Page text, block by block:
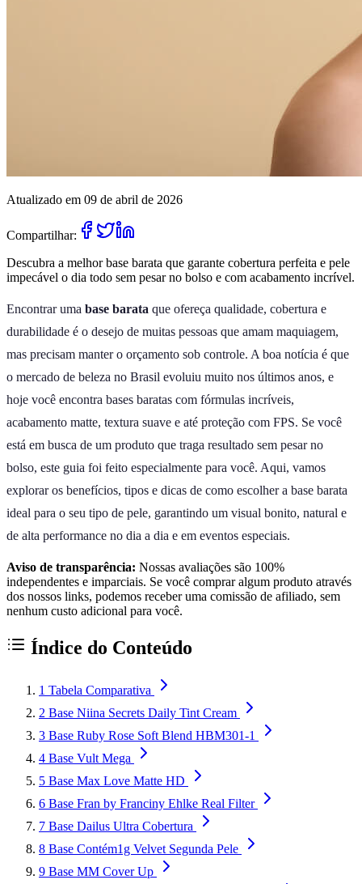
Atualizado em 09 de abril de 2026
Compartilhar:
Descubra a melhor base barata que garante cobertura perfeita e pele
impecável o dia todo sem pesar no bolso e com acabamento incrível.
Encontrar uma base barata que ofereça qualidade, cobertura e
durabilidade é o desejo de muitas pessoas que amam maquiagem,
mas precisam manter o orçamento sob controle. A boa notícia é que
o mercado de beleza no Brasil evoluiu muito nos últimos anos, e
hoje você encontra bases baratas com fórmulas incríveis,
acabamento matte, textura suave e até proteção com FPS. Se você
está em busca de um produto que traga resultado sem pesar no
bolso, este guia foi feito especialmente para você. Aqui, vamos
explorar os benefícios, tipos e dicas de como escolher a base barata
ideal para o seu tipo de pele, garantindo um visual bonito, natural e
de alta performance no dia a dia e em eventos especiais.
Aviso de transparência: Nossas avaliações são 100%
independentes e imparciais. Se você comprar algum produto através
dos nossos links, podemos receber uma comissão de afiliado, sem
nenhum custo adicional para você.
Índice do Conteúdo
1 Tabela Comparativa
2 Base Niina Secrets Daily Tint Cream
3 Base Ruby Rose Soft Blend HBM301-1
4 Base Vult Mega
5 Base Max Love Matte HD
6 Base Fran by Franciny Ehlke Real Filter
7 Base Dailus Ultra Cobertura
8 Base Contém1g Velvet Segunda Pele
9 Base MM Cover Up